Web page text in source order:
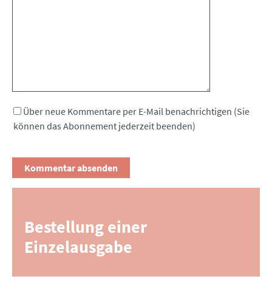
Über neue Kommentare per E-Mail benachrichtigen (Sie
können das Abonnement jederzeit beenden)
Bestellung einer
Einzelausgabe